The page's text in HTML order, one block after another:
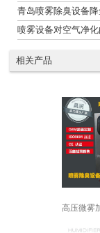
青岛喷雾除臭设备降
喷雾设备对空气净
相关产品